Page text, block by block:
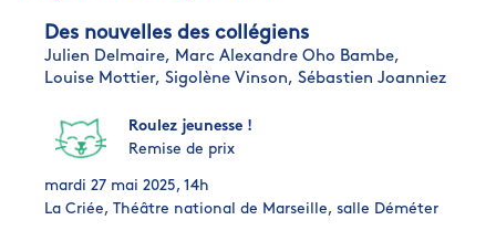
Des nouvelles des collégiens
Julien Delmaire, Marc Alexandre Oho Bambe,
Louise Mottier, Sigolène Vinson, Sébastien Joanniez
Roulez jeunesse !
Remise de prix
mardi 27 mai 2025, 14h
La Criée, Théâtre national de Marseille, salle Déméter